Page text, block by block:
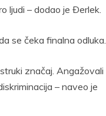
ljudi – dodao je Ðerlek.
se čeka finalna odluka.
značaj. Angažovali
– naveo je